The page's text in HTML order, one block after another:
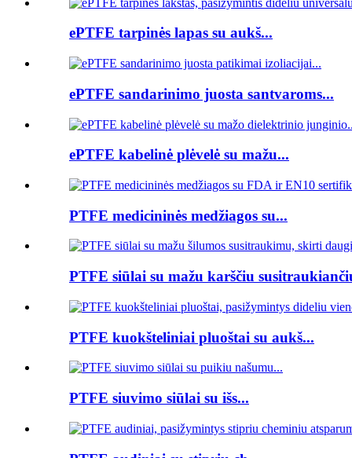
ePTFE tarpinės lapas su aukš...
ePTFE sandarinimo juosta santvaroms...
ePTFE kabelinė plėvelė su mažu...
PTFE medicininės medžiagos su...
PTFE siūlai su mažu karščiu
PTFE kuokšteliniai pluoštai su aukš...
PTFE siuvimo siūlai su išs...